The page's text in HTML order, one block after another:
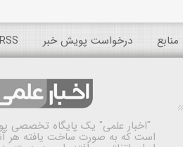
منابع درخواست پویش خبر RSS
"اخبار علمی" یک پایگاه تخصصی
است که به صورت ساخت یافته هر